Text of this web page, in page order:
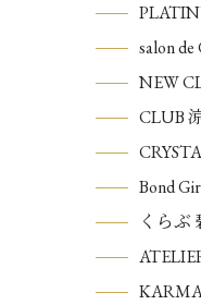
salon
NEW
CLUB
Bond
くらぶ